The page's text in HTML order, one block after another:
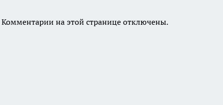
Комментарии на этой странице отключены.